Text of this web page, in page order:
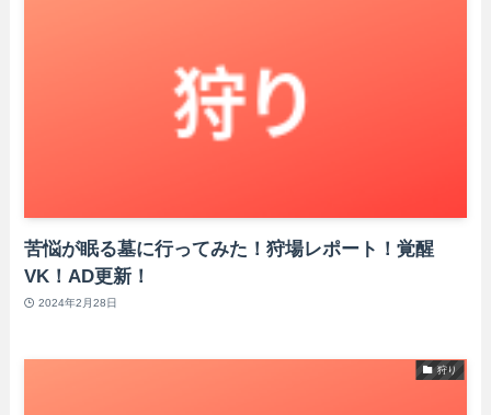
苦悩が眠る墓に行ってみた！狩場レポート！覚醒
VK！AD更新！
2024年2月28日
狩り